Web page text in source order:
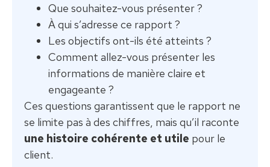
Que souhaitez-vous présenter ?
À qui s’adresse ce rapport ?
Les objectifs ont-ils été atteints ?
Comment allez-vous présenter les
informations de manière claire et
engageante ?
Ces questions garantissent que le rapport ne
se limite pas à des chiffres, mais qu’il raconte
une histoire cohérente et utile pour le
client.